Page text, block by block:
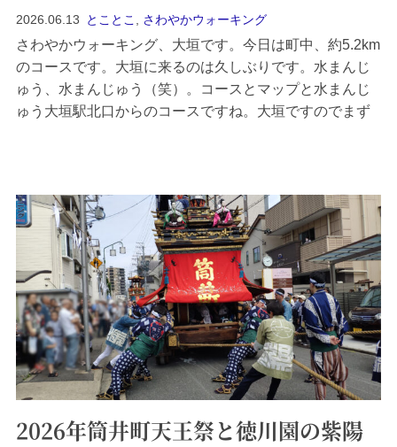
2026.06.13 とことこ さわやかウォーキング
さわやかウォーキング、大垣です。今日は町中、約5.2km
のコースです。大垣に来るのは久しぶりです。水まんじ
ゅう、水まんじゅう（笑）。コースとマップと水まんじ
ゅう大垣駅北口からのコースですね。大垣ですのでまず
2026年筒井町天王祭と徳川園の紫陽